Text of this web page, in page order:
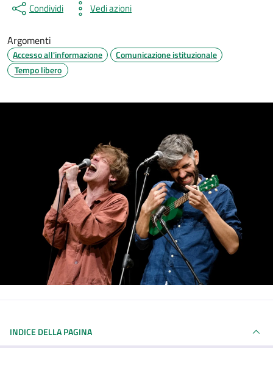
Condividi Vedi azioni
Argomenti
Accesso all'informazione
Comunicazione istituzionale
Tempo libero
INDICE DELLA PAGINA